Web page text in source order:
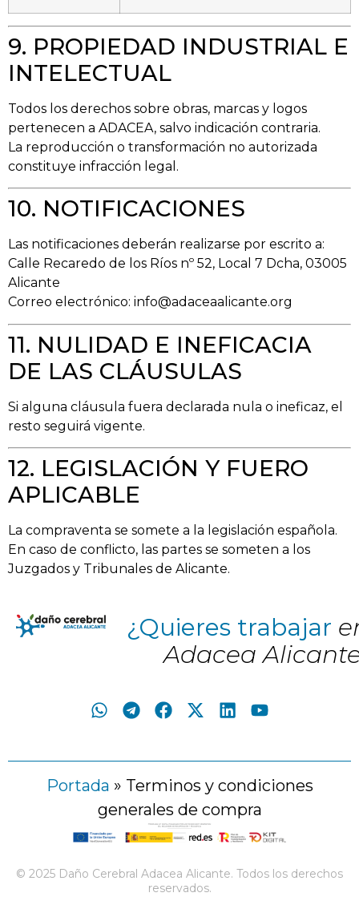
9. PROPIEDAD INDUSTRIAL E
INTELECTUAL
Todos los derechos sobre obras, marcas y logos
pertenecen a ADACEA, salvo indicación contraria.
La reproducción o transformación no autorizada
constituye infracción legal.
10. NOTIFICACIONES
Las notificaciones deberán realizarse por escrito a:
Calle Recaredo de los Ríos nº 52, Local 7 Dcha, 03005
Alicante
Correo electrónico: info@adaceaalicante.org
11. NULIDAD E INEFICACIA
DE LAS CLÁUSULAS
Si alguna cláusula fuera declarada nula o ineficaz, el
resto seguirá vigente.
12. LEGISLACIÓN Y FUERO
APLICABLE
La compraventa se somete a la legislación española.
En caso de conflicto, las partes se someten a los
Juzgados y Tribunales de Alicante.
¿Quieres trabajar
Adacea
Portada » Terminos y condiciones
generales de compra
© 2025 Daño Cerebral Adacea Alicante. Todos los derechos
reservados.